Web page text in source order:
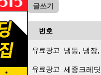
글쓰기
번호
유료광고 냉동, 냉장
유료광고 세종크레